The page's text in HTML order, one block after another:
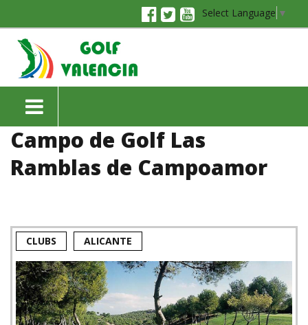
Select Language ▼
Campo de Golf Las
Ramblas de Campoamor
CLUBS ALICANTE